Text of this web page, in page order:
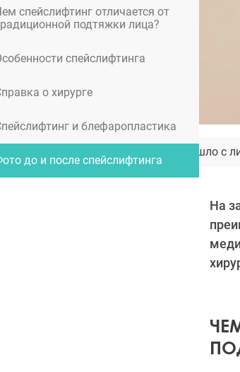
спейслифтинг отличается от
подтяжки лица?
спейслифтинга
о хирурге
и блефаропластика
до и после спейслифтинга
Что на самом деле произошло с
На